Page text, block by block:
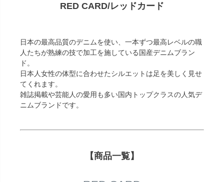
RED CARD/レッドカード
日本の最高品質のデニムを使い、一本ずつ最高レベルの職
人たちが熟練の技で加工を施している国産デニムブラン
ド。
日本人女性の体型に合わせたシルエットは足を美しく見せ
てくれます。
雑誌掲載や芸能人の愛用も多い国内トップクラスの人気デ
ニムブランドです。
【商品一覧】